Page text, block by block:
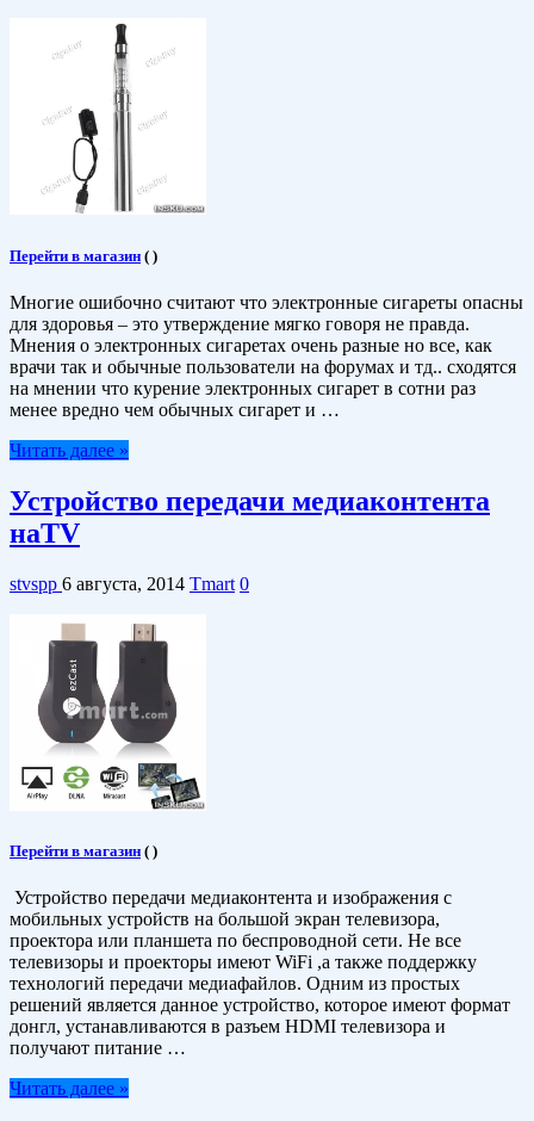
Перейти в магазин ( )
Многие ошибочно считают что электронные сигареты опасны
для здоровья – это утверждение мягко говоря не правда.
Мнения о электронных сигаретах очень разные но все, как
врачи так и обычные пользователи на форумах и тд.. сходятся
на мнении что курение электронных сигарет в сотни раз
менее вредно чем обычных сигарет и …
Читать далее »
Устройство передачи медиаконтента
наTV
stvspp 6 августа, 2014 Tmart 0
Перейти в магазин ( )
Устройство передачи медиаконтента и изображения с
мобильных устройств на большой экран телевизора,
проектора или планшета по беспроводной сети. Не все
телевизоры и проекторы имеют WiFi ,а также поддержку
технологий передачи медиафайлов. Одним из простых
решений является данное устройство, которое имеют формат
донгл, устанавливаются в разъем HDMI телевизора и
получают питание …
Читать далее »